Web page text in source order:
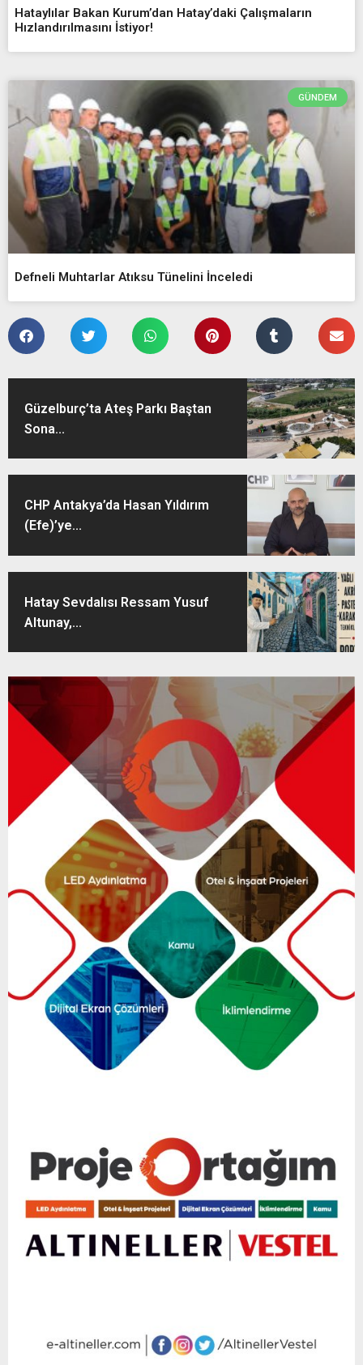
Hataylılar Bakan Kurum’dan Hatay’daki Çalışmaların
Hızlandırılmasını İstiyor!
GÜNDEM
Defneli Muhtarlar Atıksu Tünelini İnceledi
Güzelburç’ta Ateş Parkı Baştan
Sona...
CHP Antakya’da Hasan Yıldırım
(Efe)’ye...
Hatay Sevdalısı Ressam Yusuf
Altunay,...